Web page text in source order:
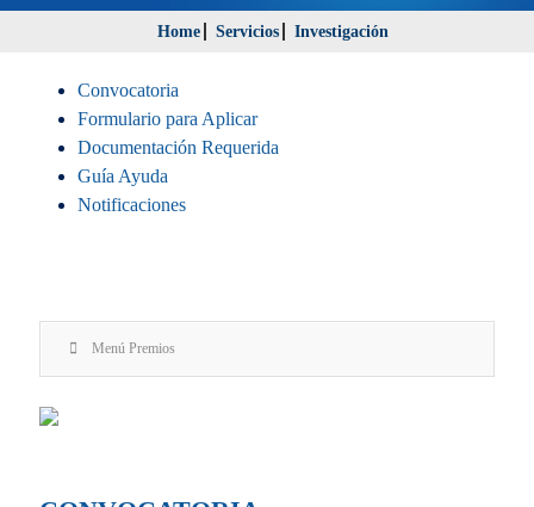
Home Servicios Investigación
Convocatoria
Formulario para Aplicar
Documentación Requerida
Guía Ayuda
Notificaciones
Menú Premios